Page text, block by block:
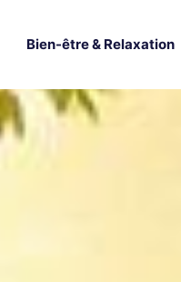
Bien-être & Relaxation